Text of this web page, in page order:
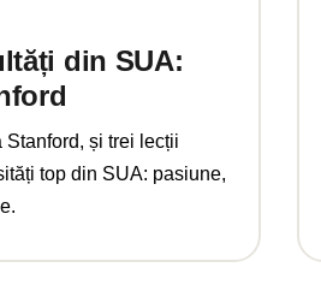
din SUA:
și trei lecții
top din SUA: pasiune,